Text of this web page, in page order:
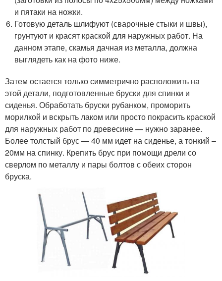
и пятаки на ножки.
Готовую деталь шлифуют (сварочные стыки и швы),
грунтуют и красят краской для наружных работ. На
данном этапе, скамья дачная из металла, должна
выглядеть как на фото ниже.
Затем остается только симметрично расположить на
этой детали, подготовленные бруски для спинки и
сиденья. Обработать бруски рубанком, проморить
морилкой и вскрыть лаком или просто покрасить краской
для наружных работ по древесине — нужно заранее.
Более толстый брус — 40 мм идет на сиденье, а тонкий –
20мм на спинку. Крепить брус при помощи дрели со
сверлом по металлу и пары болтов с обеих сторон
бруска.